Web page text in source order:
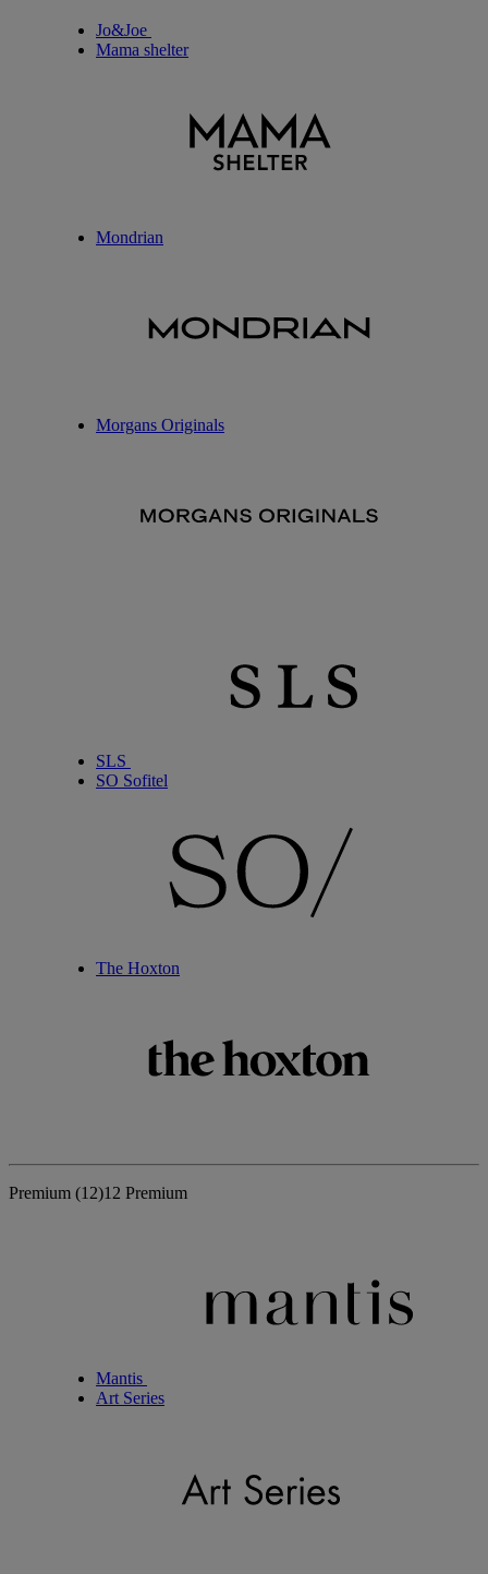
Jo&Joe
Mama shelter
Mondrian
Morgans Originals
SLS
SO Sofitel
The Hoxton
Premium (12)12 Premium
Mantis
Art Series